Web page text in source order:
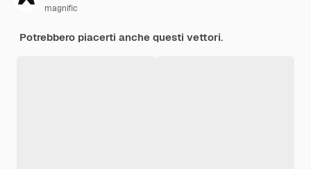
magnific
Potrebbero piacerti anche questi vettori.